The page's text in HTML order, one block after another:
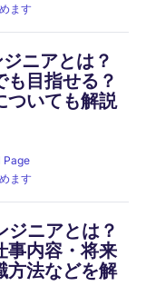
ます
ジニアとは？
も目指せる？
ついても解説
Page
ます
ジニアとは？
事内容・将来
方法などを解